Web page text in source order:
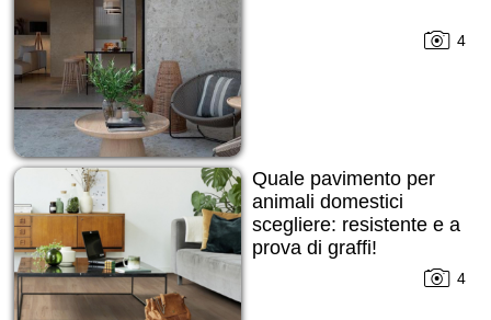
4
Quale pavimento per
animali domestici
scegliere: resistente e a
prova di graffi!
4